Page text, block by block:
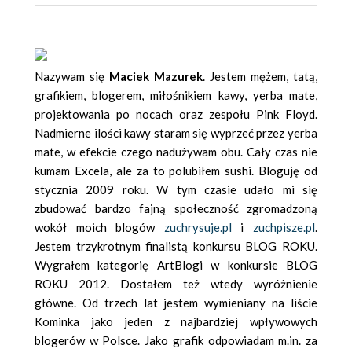
Nazywam się Maciek Mazurek. Jestem mężem, tatą,
grafikiem, blogerem, miłośnikiem kawy, yerba mate,
projektowania po nocach oraz zespołu Pink Floyd.
Nadmierne ilości kawy staram się wyprzeć przez yerba
mate, w efekcie czego nadużywam obu. Cały czas nie
kumam Excela, ale za to polubiłem sushi. Bloguję od
stycznia 2009 roku. W tym czasie udało mi się
zbudować bardzo fajną społeczność zgromadzoną
wokół moich blogów zuchrysuje.pli zuchpisze.pl.
Jestem trzykrotnym finalistą konkursu BLOG ROKU.
Wygrałem kategorię ArtBlogi w konkursie BLOG
ROKU 2012. Dostałem też wtedy wyróżnienie
główne. Od trzech lat jestem wymieniany na liście
Kominka jako jeden z najbardziej wpływowych
blogerów w Polsce. Jako grafik odpowiadam m.in. za